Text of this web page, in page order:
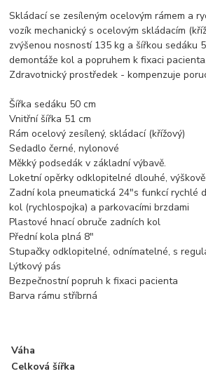
Skládací se zesíleným ocelovým rámem a
vozík mechanický s ocelovým skládacím
zvýšenou nosností 135 kg a šířkou sedáku
demontáže kol a popruhem k fixaci pacienta.
Zdravotnický prostředek - kompenzuje
Šířka sedáku 50 cm
Vnitřní šířka 51 cm
Rám ocelový zesílený, skládací (křížový)
Sedadlo černé, nylonové
Měkký podsedák v základní výbavě.
Loketní opěrky odklopitelné dlouhé,
Zadní kola pneumatická 24"s funkcí rychlé
kol (rychlospojka) a parkovacími brzdami
Plastové hnací obruče zadních kol
Přední kola plná 8"
Stupačky odklopitelné, odnímatelné, s
Lýtkový pás
Bezpečnostní popruh k fixaci pacienta
Barva rámu stříbrná
Váha
Celková šířka